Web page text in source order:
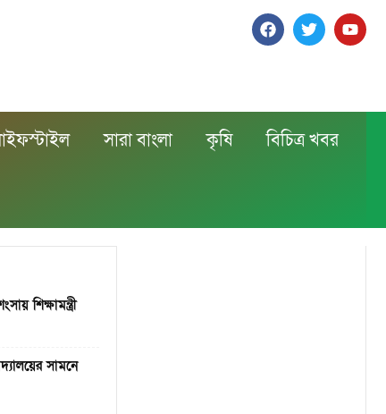
সারা বাংলা কৃষি বিচিত্র খবর
শিক্ষামন্ত্রী
সামনে